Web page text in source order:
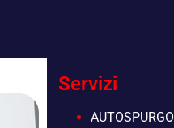
Servizi
AUTOSPURGO